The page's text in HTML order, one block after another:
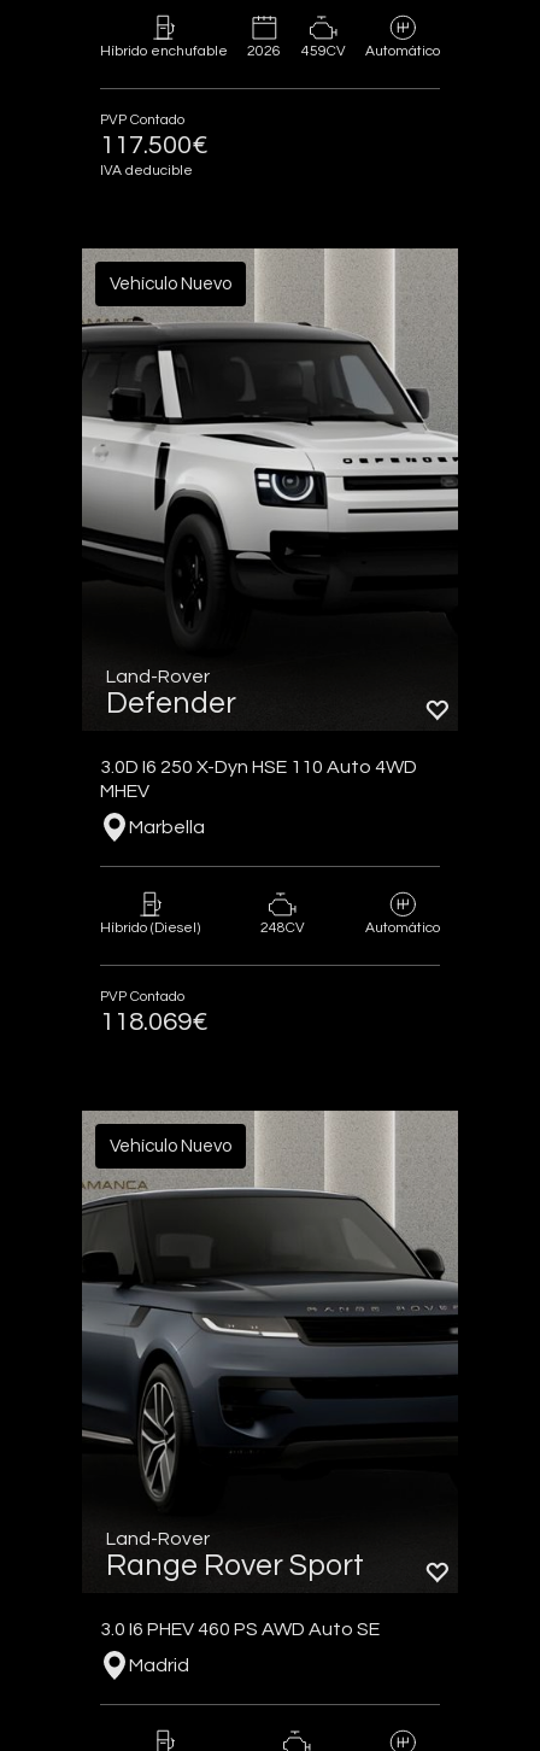
Híbrido enchufable 2026 459CV Automático
PVP Contado
117.500€
IVA deducible
Vehículo Nuevo
Land-Rover
Defender
3.0D I6 250 X-Dyn HSE 110 Auto 4WD
MHEV
Marbella
Híbrido (Diesel) 248CV Automático
PVP Contado
118.069€
Vehículo Nuevo
Land-Rover
Range Rover Sport
3.0 I6 PHEV 460 PS AWD Auto SE
Madrid